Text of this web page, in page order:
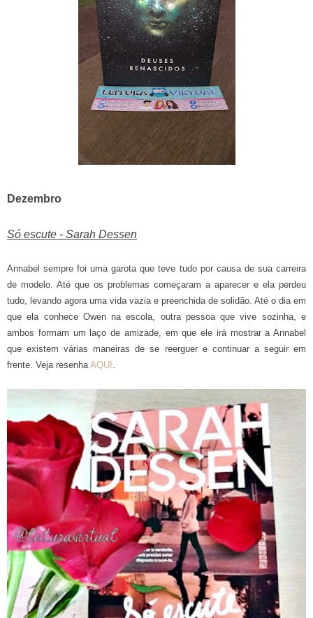
Dezembro
Só escute - Sarah Dessen
Annabel sempre foi uma garota que teve tudo por causa de sua carreira
de modelo. Até que os problemas começaram a aparecer e ela perdeu
tudo, levando agora uma vida vazia e preenchida de solidão. Até o dia em
que ela conhece Owen na escola, outra pessoa que vive sozinha, e
ambos formam um laço de amizade, em que ele irá mostrar a Annabel
que existem várias maneiras de se reerguer e continuar a seguir em
frente. Veja resenha AQUI